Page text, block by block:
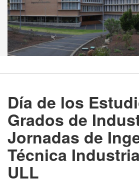
Día de los
Grados de
Jornadas de
Técnica
ULL